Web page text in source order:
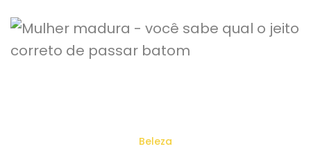
Beleza